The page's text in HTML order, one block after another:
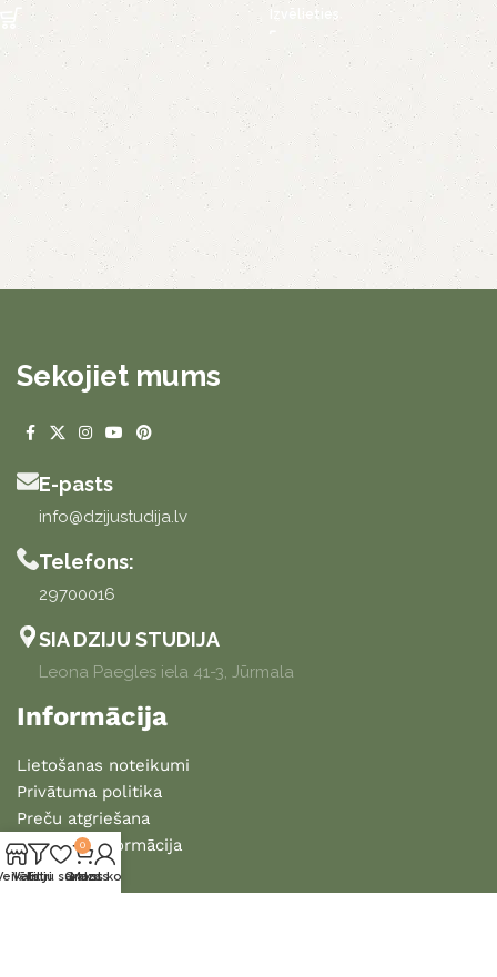
Izvēlieties
Sekojiet mums
E-pasts
info@dzijustudija.lv
Telefons:
29700016
SIA DZIJU STUDIJA
Leona Paegles iela 41-3, Jūrmala
Informācija
Lietošanas noteikumi
Privātuma politika
Preču atgriešana
Piegādes informācija
Filtri
Vēlmju saraksts
0
Grozs
Mans konts